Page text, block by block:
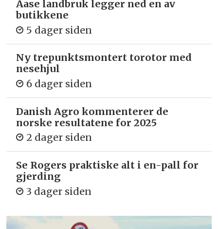
Aase landbruk legger ned en av
butikkene
5 dager siden
Ny trepunkts­montert torotor med
nesehjul
6 dager siden
Danish Agro kommenterer de
norske resultatene for 2025
2 dager siden
Se Rogers praktiske alt i en-pall for
gjerding
3 dager siden